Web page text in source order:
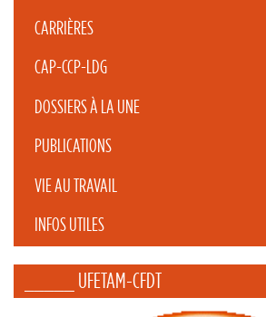
CARRIÈRES
CAP-CCP-LDG
DOSSIERS À LA UNE
PUBLICATIONS
VIE AU TRAVAIL
INFOS UTILES
_____ UFETAM-CFDT